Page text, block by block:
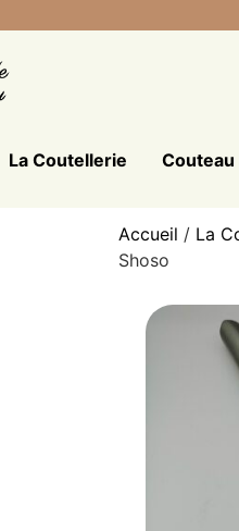
La Coutellerie Couteau
Accueil / La
Shoso